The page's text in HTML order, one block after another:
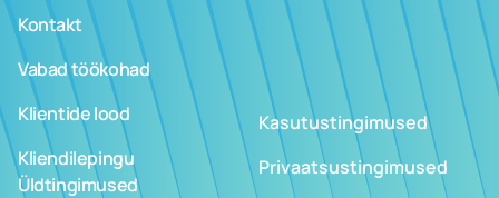
Kontakt
Vabad töökohad
Klientide lood
Kliendilepingu
Üldtingimused
Kasutustingimused
Privaatsustingimused